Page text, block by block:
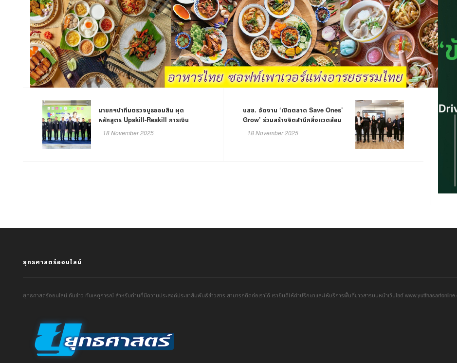
นายกฯนำทีมตรวจบูธออมสิน ผุด
หลักสูตร Upskill-Reskill การเงิน
ออนไลน์ให้ร้านค้าคนละครึ่ง พลัส
18 November 2025
บสย. จัดงาน ‘เปิดตลาด Save Ones’
Grow’ ร่วมสร้างจิตสำนึกสิ่งแวดล้อม
มุ่งสู่ความยั่งยืน
18 November 2025
ยุทธศาสตร์ออนไลน์
ยุทธศาสตร์ออนไลน์ ทันข่าว ทันเหตุการณ์ สำหรับท่านที่มีความประสงค์ประชาสัมพันธ์ข่าวสาร สามารถติดต่อเราได้ เรายินดีให้คำปรึกษาและให้บริการพื้นที่ข่าวสารบนหน้าเว็บไซต์